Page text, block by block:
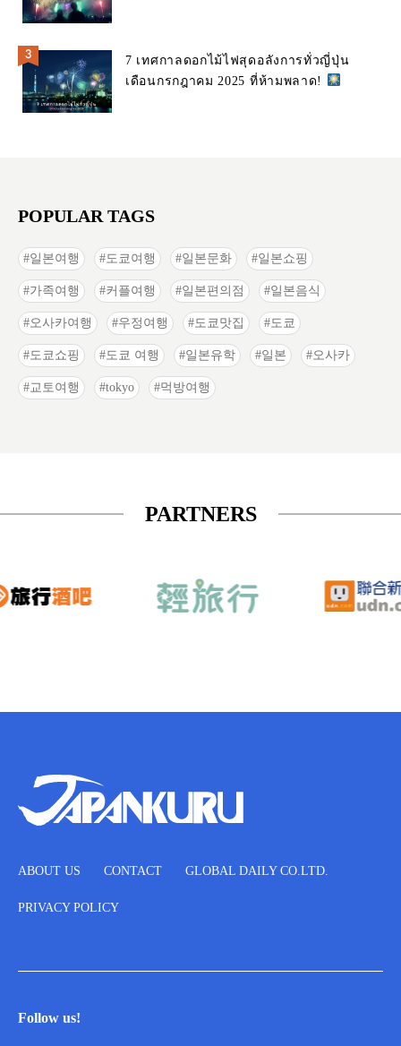
7 เทศกาลดอกไม้ไฟสุดอลังการทั่วญี่ปุ่น
เดือนกรกฎาคม 2025 ที่ห้ามพลาด!
POPULAR TAGS
일본여행 도쿄여행 일본문화 일본쇼핑
가족여행 커플여행 일본편의점 일본음식
오사카여행 우정여행 도쿄맛집 도쿄
도쿄쇼핑 도쿄 여행 일본유학 일본 오사카
교토여행 tokyo 먹방여행
PARTNERS
ABOUT US CONTACT GLOBAL DAILY CO.LTD.
PRIVACY POLICY
Follow us!